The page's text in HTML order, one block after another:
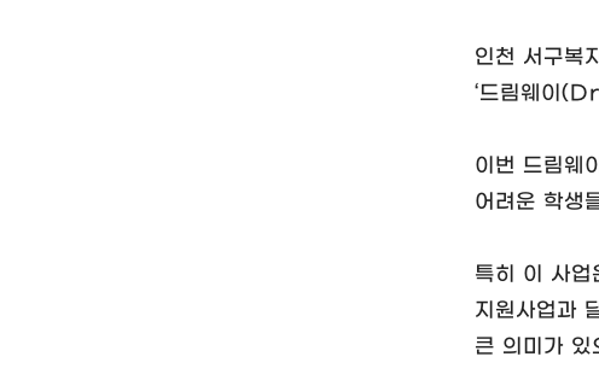
인천 서구복
‘드림웨이
이번 드림웨
어려운 학생
특히 이 사
지원사업과
큰 의미가